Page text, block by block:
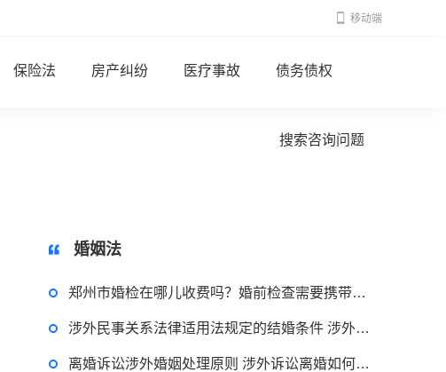
移动端
保险法 房产纠纷 医疗事故 债务债权
搜索咨询问题
婚姻法
郑州市婚检在哪儿收费吗？婚前检查需要携带什么资料、检查哪些项目？
涉外民事关系法律适用法规定的结婚条件 涉外结婚证办理程序是什么？
离婚诉讼涉外婚姻处理原则 涉外诉讼离婚如何处理？涉外离婚的管辖权